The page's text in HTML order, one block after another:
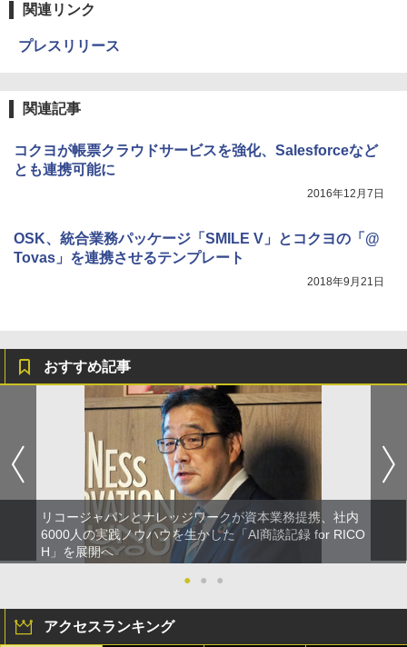
関連リンク
プレスリリース
関連記事
コクヨが帳票クラウドサービスを強化、Salesforceなど
とも連携可能に
2016年12月7日
OSK、統合業務パッケージ「SMILE V」とコクヨの「@
Tovas」を連携させるテンプレート
2018年9月21日
おすすめ記事
リコージャパンとナレッジワークが資本業務提携、社内
6000人の実践ノウハウを生かした「AI商談記録 for RICO
H」を展開へ
●
● ●
アクセスランキング